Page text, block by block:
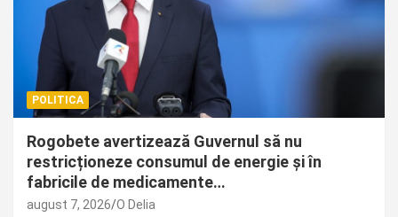
POLITICA
Rogobete avertizează Guvernul să nu
restricționeze consumul de energie și în
fabricile de medicamente…
august 7, 2026 O Delia